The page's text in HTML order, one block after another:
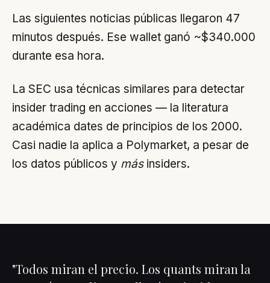
Las siguientes noticias públicas llegaron 47
minutos después. Ese wallet ganó ~$340.000
durante esa hora.
La SEC usa técnicas similares para detectar
insider trading en acciones — la literatura
académica dates de principios de los 2000.
Casi nadie la aplica a Polymarket, a pesar de
los datos públicos y másinsiders.
"Todos miran el precio. Los quants miran la